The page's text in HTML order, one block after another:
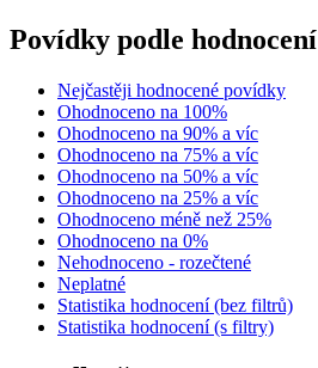
Povídky podle hodnocení
Nejčastěji hodnocené povídky
Ohodnoceno na 100%
Ohodnoceno na 90% a víc
Ohodnoceno na 75% a víc
Ohodnoceno na 50% a víc
Ohodnoceno na 25% a víc
Ohodnoceno méně než 25%
Ohodnoceno na 0%
Nehodnoceno - rozečtené
Neplatné
Statistika hodnocení (bez filtrů)
Statistika hodnocení (s filtry)